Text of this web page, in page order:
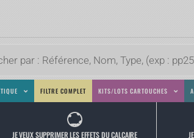
FILTRE COMPLET KITS/LOTS CARTOUCHES
JE VEUX SUPPRIMER LES EFFETS DU CALCAIRE